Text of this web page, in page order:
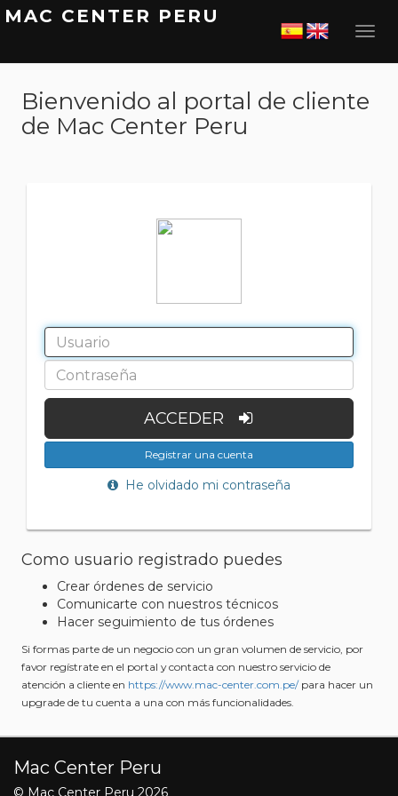
MAC CENTER PERU
Bienvenido al portal de cliente
de Mac Center Peru
Registrar una cuenta
He olvidado mi contraseña
Como usuario registrado puedes
Crear órdenes de servicio
Comunicarte con nuestros técnicos
Hacer seguimiento de tus órdenes
Si formas parte de un negocio con un gran volumen de servicio, por
favor regístrate en el portal y contacta con nuestro servicio de
atención a cliente en https://www.mac-center.com.pe/para hacer un
upgrade de tu cuenta a una con más funcionalidades.
Mac Center Peru
© Mac Center Peru 2026